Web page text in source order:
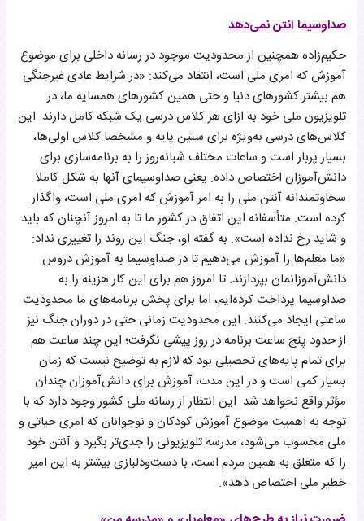
‌صداوسیما‌ آنتن نمی‌دهد
حکیم‌زاده همچنین از محدودیت موجود در رسانه‌ داخلی برای موضوع
آموزش که امری ملی است، انتقاد می‌کند: «در شرایط عادی غیرجنگی
هم‌ بیشتر کشورهای دنیا و حتی همین کشورهای همسایه ما، در
تلویزیون ملی خود‌ به ازای هر کلاس درسی یک شبکه کامل دارند. این
کلاس‌های درسی به‌ویژه برای سنین پایه و مشخصا کلاس ‌اولی‌ها،
بسیار پربار است و ساعات مختلف شبانه‌روز را به برنامه‌سازی برای
دانش‌آموزان اختصاص داده‌. یعنی صداوسیمای آنها به شکل کاملا
سخاوتمندانه آنتن ملی را به امر آموزش که امری ملی است، واگذار
کرده است. متأسفانه این اتفاق در کشور ما تا به امروز آنچنان که باید
و شاید رخ نداده است». به گفته او، جنگ این روند را تغییری نداد:
«ما معلم‌ها را آموزش می‌دهیم تا در صداوسیما به آموزش دروس
دانش‌آموزانمان بپردازند. تا امروز هم برای این کار هزینه را به
صداوسیما پرداخت کرده‌ایم، اما برای پخش برنامه‌های ما محدودیت
ساعتی ایجاد می‌کنند. این محدودیت زمانی حتی در دوران جنگ نیز
از حدود پنج ساعت برنامه در روز پیشی نگرفت؛ این چند ساعت هم
برای تمام پایه‌های تحصیلی بود که لازم به توضیح نیست که زمان
بسیار کمی است و در این مدت، آموزش برای دانش‌آموزان چندان
مؤثر واقع نخواهد شد. این انتظار از رسانه ملی کشور وجود دارد که با
توجه به اهمیت موضوع آموزش کودکان و نوجوانان‌ که امری حیاتی و
ملی محسوب می‌شود، مدرسه تلویزیونی را جدی‌تر بگیرد و آنتن خود
را که متعلق به همین مردم است، با دست‌و‌دلبازی بیشتر به این امیر
خطیر ملی اختصاص دهد».